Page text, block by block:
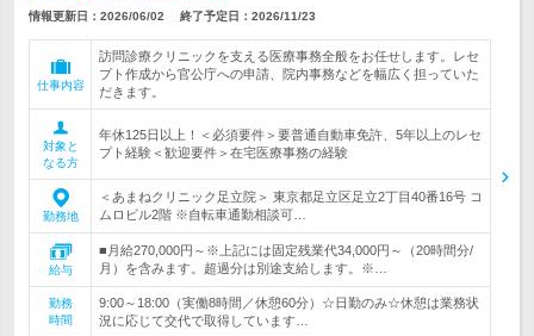
情報更新日：2026/06/02 終了予定日： 2026/11/23
仕事内容
訪問診療クリニックを支える医療事務全般をお任せします。レセ
プト作成から官公庁への申請、院内事務などを幅広く担っていた
だきます。
対象と
なる方
年休125日以上！＜必須要件＞要普通自動車免許、5年以上のレセ
プト経験＜歓迎要件＞在宅医療事務の経験
勤務地
＜あまねクリニック足立院＞ 東京都足立区足立2丁目40番16号 コ
ムロビル2階 ※自転車通勤相談可…
給与
■月給270,000円～※上記には固定残業代34,000円～（20時間分/
月）を含みます。超過分は別途支給します。※…
勤務
時間
9:00～18:00（実働8時間／休憩60分）☆日勤のみ☆休憩は業務状
況に応じて交代で取得しています…